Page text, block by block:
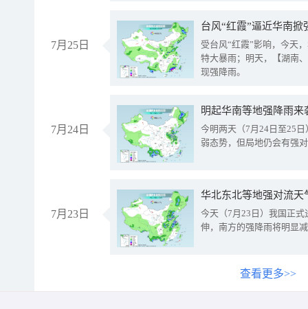
7月25日
台风“红霞”逼近华南
受台风“红霞”影响，今天
特大暴雨；明天，【湖南
现强降雨。
7月24日
明起华南等地强降雨
今明两天（7月24日至25
弱态势，但局地仍会有强
7月23日
华北东北等地强对流天
今天（7月23日）我国正
伸，南方的强降雨将明显
查看更多>>